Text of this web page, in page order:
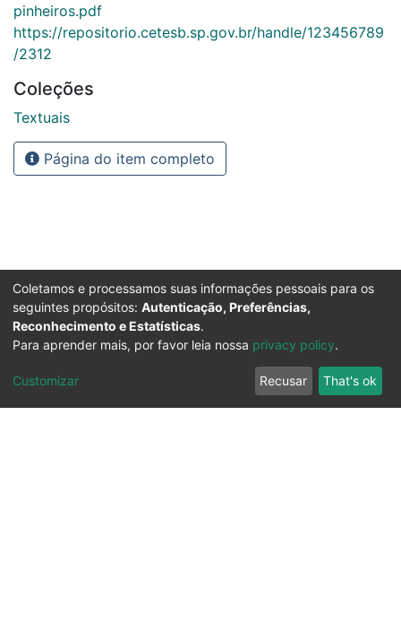
pinheiros.pdf
https://repositorio.cetesb.sp.gov.br/handle/123456789
/2312
Coleções
Textuais
Página do item completo
Coletamos e processamos suas informações pessoais para os
seguintes propósitos: Autenticação, Preferências,
Reconhecimento e Estatísticas.
Para aprender mais, por favor leia nossa privacy policy.
Customizar Recusar That's ok